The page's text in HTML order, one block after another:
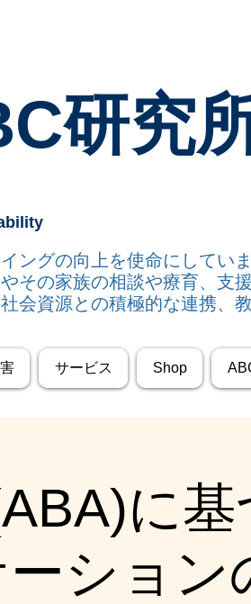
研究
ングの向上を使命にしてい
その家族の相談や療育、支
会資源との積極的な連携、
サービス Shop
に
ション